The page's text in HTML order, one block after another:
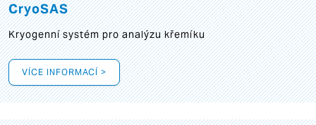
CryoSAS
Kryogenní systém pro analýzu křemíku
VÍCE INFORMACÍ >